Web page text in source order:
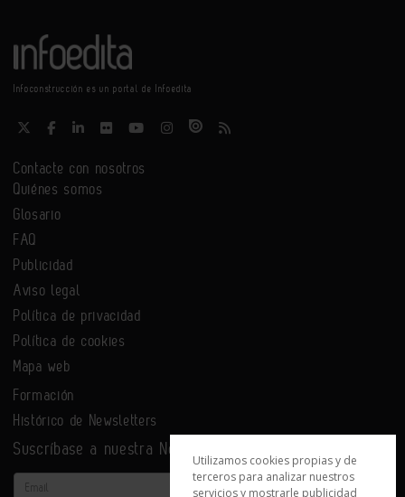
Infoconstrucción es un portal de Infoedita
Contacte con nosotros
Quiénes somos
Glosario
FAQ
Publicidad
Aviso legal
Política de privacidad
Política de cookies
Mapa web
Formación
Histórico de Newsletters
Suscríbase a nuestra Newsletter
Email
Utilizamos cookies propias y de
terceros para analizar nuestros
servicios y mostrarle publicidad